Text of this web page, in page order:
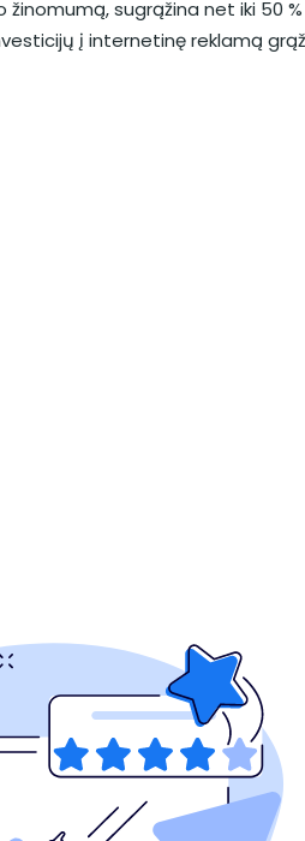
sugrąžina net iki 50 %
į internetinę reklamą